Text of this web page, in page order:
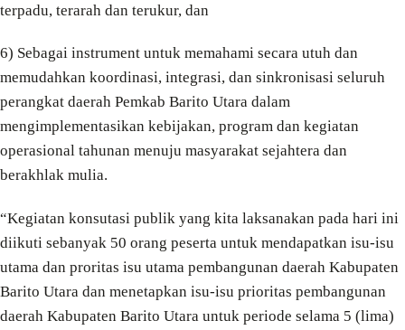
terpadu, terarah dan terukur, dan
6) Sebagai instrument untuk memahami secara utuh dan
memudahkan koordinasi, integrasi, dan sinkronisasi seluruh
perangkat daerah Pemkab Barito Utara dalam
mengimplementasikan kebijakan, program dan kegiatan
operasional tahunan menuju masyarakat sejahtera dan
berakhlak mulia.
“Kegiatan konsutasi publik yang kita laksanakan pada hari ini
diikuti sebanyak 50 orang peserta untuk mendapatkan isu-isu
utama dan proritas isu utama pembangunan daerah Kabupaten
Barito Utara dan menetapkan isu-isu prioritas pembangunan
daerah Kabupaten Barito Utara untuk periode selama 5 (lima)